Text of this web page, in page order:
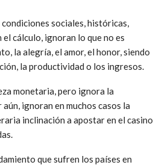
sociales, históricas,
cálculo, ignoran lo que no es
la alegría, el amor, el honor, siendo
la productividad o los ingresos.
monetaria, pero ignora la
ignoran en muchos casos la
inclinación a apostar en el casino
que sufren los países en